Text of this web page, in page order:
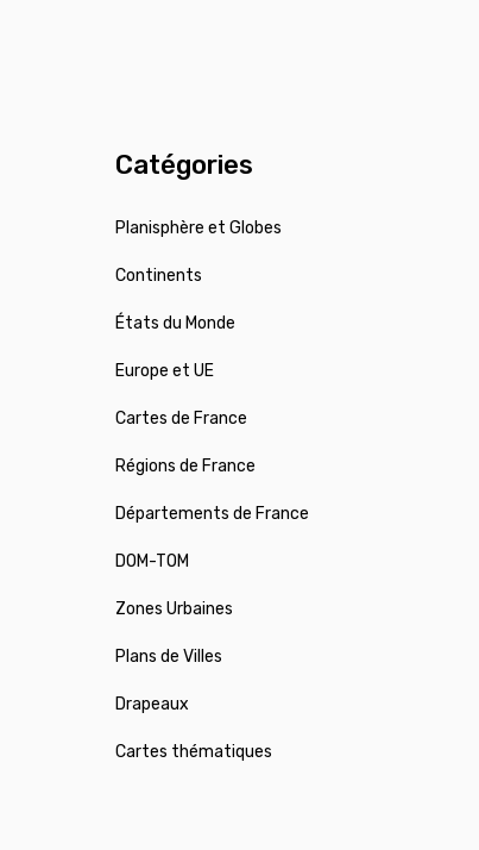
Catégories
Planisphère et Globes
Continents
États du Monde
Europe et UE
Cartes de France
Régions de France
Départements de France
DOM-TOM
Zones Urbaines
Plans de Villes
Drapeaux
Cartes thématiques